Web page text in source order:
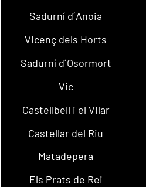
Sadurní d´Anoia
Vicenç dels Horts
Sadurní d´Osormort
Vic
Castellbell i el Vilar
Castellar del Riu
Matadepera
Els Prats de Rei